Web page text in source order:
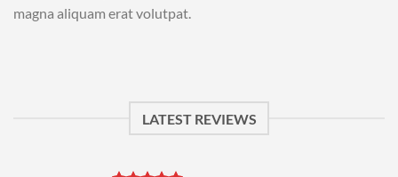
magna aliquam erat volutpat.
LATEST REVIEWS